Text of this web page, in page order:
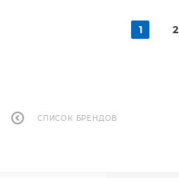
1 2
СПИСОК БРЕНДОВ